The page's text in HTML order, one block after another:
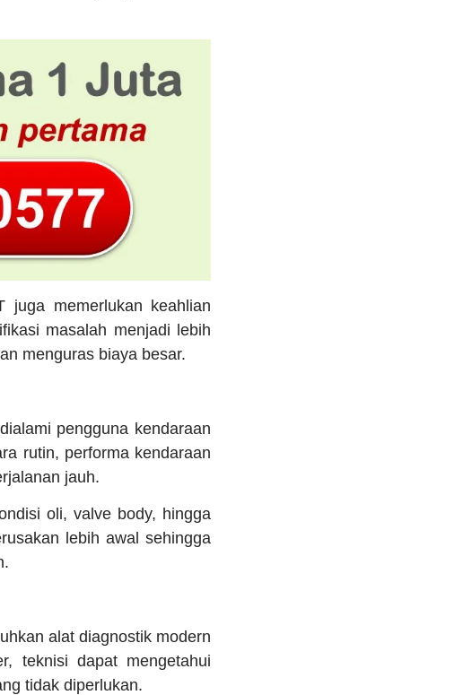
juga memerlukan keahlian
masalah menjadi lebih
menguras biaya besar.
pengguna kendaraan
rutin, performa kendaraan
jauh.
oli, valve body, hingga
lebih awal sehingga
alat diagnostik modern
teknisi dapat mengetahui
tidak diperlukan.